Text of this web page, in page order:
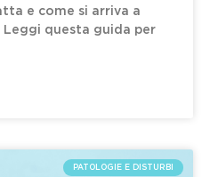
e come si arriva a
questa guida per
PATOLOGIE E DISTURBI